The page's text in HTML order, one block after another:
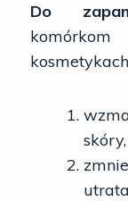
Do
skóry,